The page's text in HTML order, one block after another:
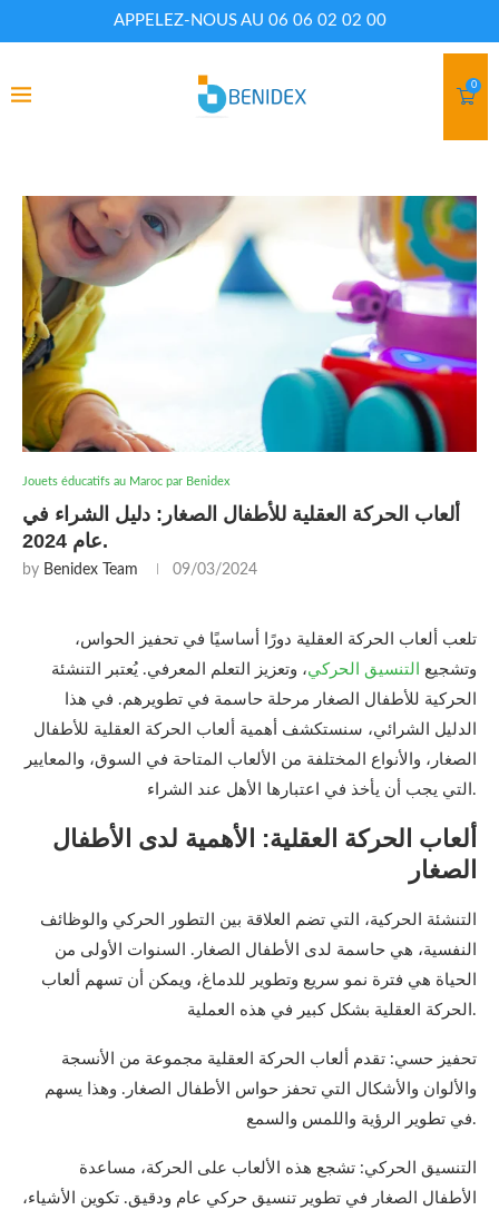
APPELEZ-NOUS AU 06 06 02 02 00
0
Jouets éducatifs au Maroc par Benidex
ألعاب الحركة العقلية للأطفال الصغار: دليل الشراء في
عام 2024.
by Benidex Team 09/03/2024
تلعب ألعاب الحركة العقلية دورًا أساسيًا في تحفيز الحواس،
وتشجيع
التنسيق الحركي، وتعزيز التعلم المعرفي. يُعتبر التنشئة
الحركية للأطفال الصغار مرحلة حاسمة في تطويرهم. في هذا
الدليل الشرائي، سنستكشف أهمية ألعاب الحركة العقلية للأطفال
الصغار، والأنواع المختلفة من الألعاب المتاحة في السوق، والمعايير
التي يجب أن يأخذ في اعتبارها الأهل عند الشراء.
ألعاب الحركة العقلية: الأهمية لدى الأطفال
الصغار
التنشئة الحركية، التي تضم العلاقة بين التطور الحركي والوظائف
النفسية، هي حاسمة لدى الأطفال الصغار. السنوات الأولى من
الحياة هي فترة نمو سريع وتطوير للدماغ، ويمكن أن تسهم ألعاب
الحركة العقلية بشكل كبير في هذه العملية.
تحفيز حسي: تقدم ألعاب الحركة العقلية مجموعة من الأنسجة
والألوان والأشكال التي تحفز حواس الأطفال الصغار. وهذا يسهم
في تطوير الرؤية واللمس والسمع.
التنسيق الحركي: تشجع هذه الألعاب على الحركة، مساعدة
الأطفال الصغار في تطوير تنسيق حركي عام ودقيق. تكوين الأشياء،